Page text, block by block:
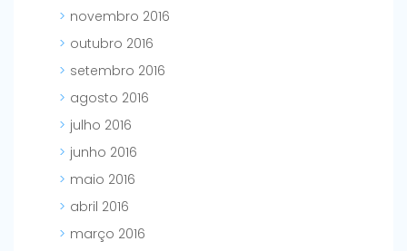
novembro 2016
outubro 2016
setembro 2016
agosto 2016
julho 2016
junho 2016
maio 2016
abril 2016
março 2016